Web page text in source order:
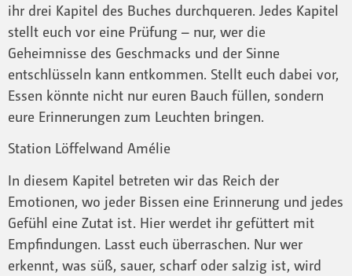
ihr drei Kapitel des Buches durchqueren. Jedes Kapitel
stellt euch vor eine Prüfung – nur, wer die
Geheimnisse des Geschmacks und der Sinne
entschlüsseln kann entkommen. Stellt euch dabei vor,
Essen könnte nicht nur euren Bauch füllen, sondern
eure Erinnerungen zum Leuchten bringen.
Station Löffelwand Amélie
In diesem Kapitel betreten wir das Reich der
Emotionen, wo jeder Bissen eine Erinnerung und jedes
Gefühl eine Zutat ist. Hier werdet ihr gefüttert mit
Empfindungen. Lasst euch überraschen. Nur wer
erkennt, was süß, sauer, scharf oder salzig ist, wird